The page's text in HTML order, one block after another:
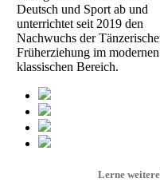
Deutsch und Sport ab und
unterrichtet seit 2019 den
Nachwuchs der
Früherziehung im
klassischen Bereich.
Lerne